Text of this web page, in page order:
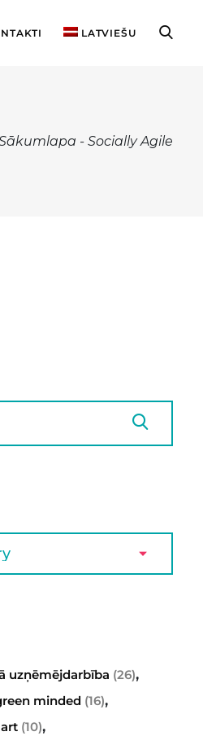
LATVIEŠU
- Socially Agile
uzņēmējdarbība (26),
minded (16),
(10),